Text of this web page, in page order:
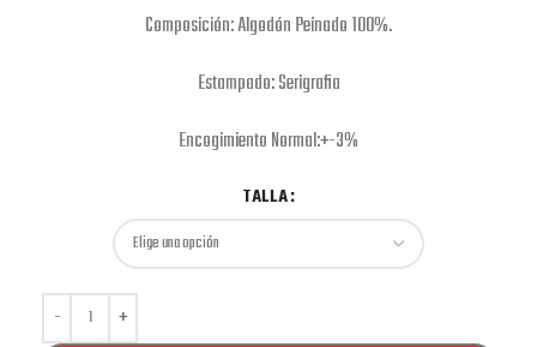
Composición: Algodón Peinado 100%.
Estampado: Serigrafia
Encogimiento Normal:+-3%
TALLA